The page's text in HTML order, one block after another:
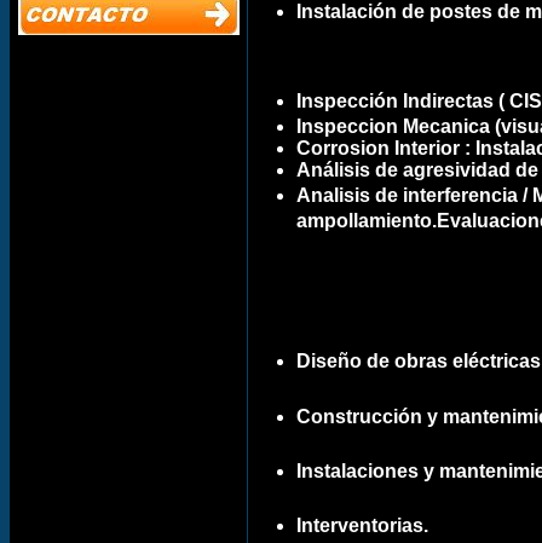
Instalación de postes de
Inspección Indirectas (
Inspeccion Mecanica
Corrosion Interior :
Análisis de agresividad
Analisis de interferencia /
Diseño de obras
Construcción y
Instalaciones y
Interventorias.